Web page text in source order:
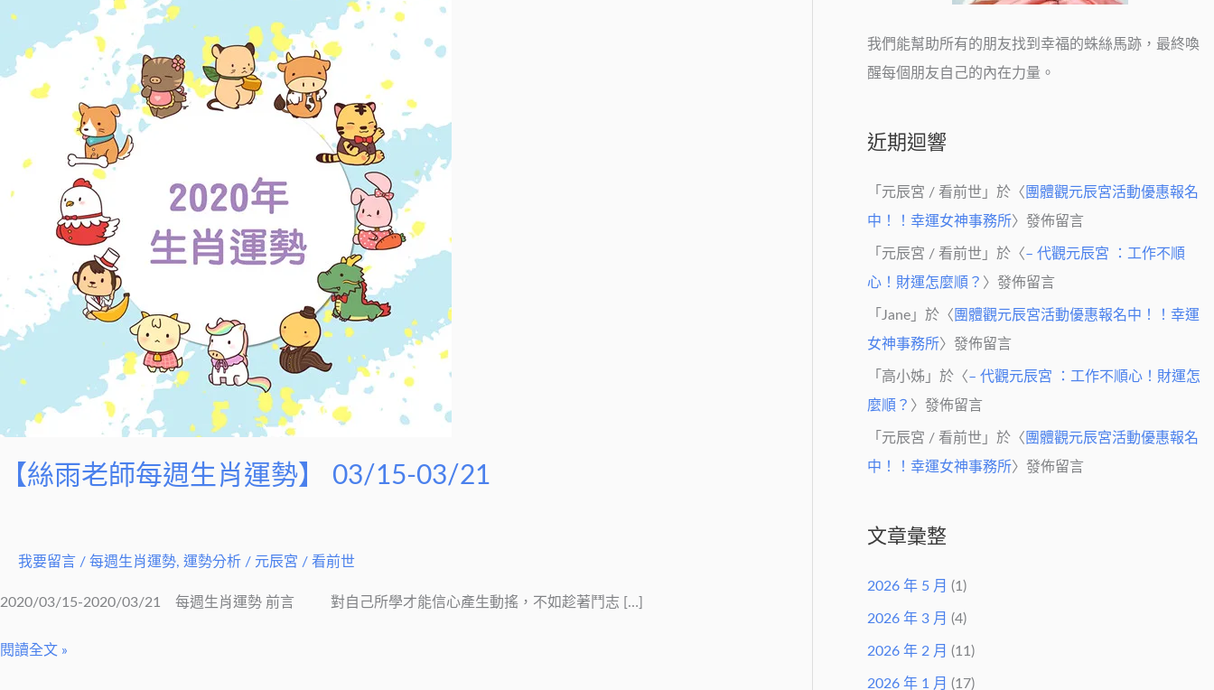
【絲雨老師每週生肖運勢】 03/15-03/21
我要留言 / 每週生肖運勢, 運勢分析 / 元辰宮 / 看前世
2020/03/15-2020/03/21 每週生肖運勢 前言 對自己所學才能信心產生動搖，不如趁著鬥志 […]
雨
師
03/21
閱讀全文 »
我們能幫助所有的朋友找到幸福的蛛絲馬跡，最終喚
醒每個朋友自己的內在力量。
近期迴響
「 元辰宮 / 看前世 」於〈 團體觀元辰宮活動優惠報名
中！！幸運女神事務所〉發佈留言
「 元辰宮 / 看前世 」於〈– 代觀元辰宮 ：工作不順
心！財運怎麼順？ 〉發佈留言
「 Jane 」於〈 團體觀元辰宮活動優惠報名中！！幸運
女神事務所〉發佈留言
「 高小姊 」於〈– 代觀元辰宮 ：工作不順心！財運怎
麼順？ 〉發佈留言
「 元辰宮 / 看前世 」於〈 團體觀元辰宮活動優惠報名
中！！幸運女神事務所〉發佈留言
文章彙整
2026 年 5 月 (1)
2026 年 3 月 (4)
2026 年 2 月 (11)
2026 年 1 月 (17)